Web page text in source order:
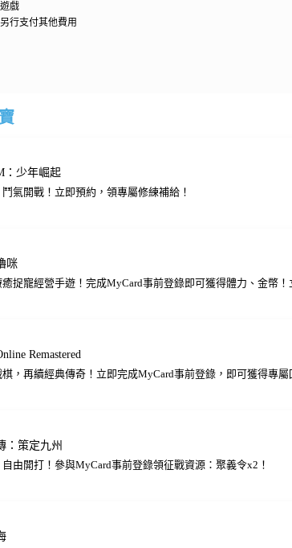
戲
行支付其他費用
：少年崛起
氣開戰！立即預約，領專屬修練補給！
咪
捉寵經營手遊！完成MyCard事前登錄即可獲得體力、金幣！
Remastered
，再續經典傳奇！立即完成MyCard事前登錄，即可獲得專屬
：策定九州
由開打！參與MyCard事前登錄領征戰資源：聚義令x2！